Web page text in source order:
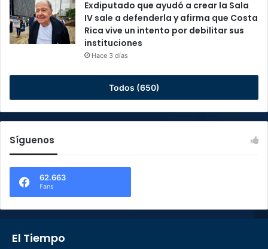
Exdiputado que ayudó a crear la Sala
IV sale a defenderla y afirma que Costa
Rica vive un intento por debilitar sus
instituciones
Hace 3 días
Todos (650)
Síguenos
62.663
Fans
El Tiempo